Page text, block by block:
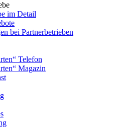
im Detail
bei Partnerbetrieben
Telefon
Magazin